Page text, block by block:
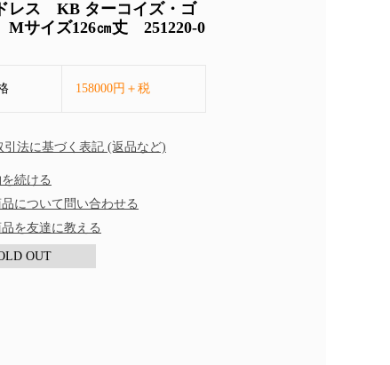
レス KB ターコイズ・ゴ
サイズ126㎝丈 251220-0
158000円＋税
引法に基づく表記 (返品など)
続ける
について問い合わせる
を友達に教える
OUT